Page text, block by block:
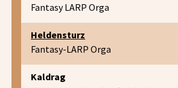
Fantasy LARP Orga
Heldensturz
Fantasy-LARP Orga
Kaldrag